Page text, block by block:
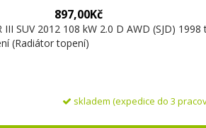
897,00Kč
III SUV 2012 108 kW 2.0 D AWD (SJD)
(Radiátor topení)
skladem (expedice do 3